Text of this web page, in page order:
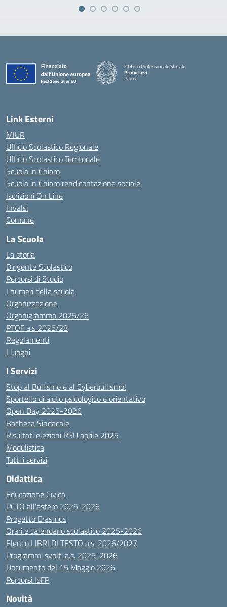
Istituto Professionale Statale
Primo Levi
Parma
Link Esterni
MIUR
Ufficio Scolastico Regionale
Ufficio Scolastico Territoriale
Scuola in Chiaro
Scuola in Chiaro rendicontazione sociale
Iscrizioni On Line
Invalsi
Comune
La Scuola
La storia
Dirigente Scolastico
Percorsi di Studio
I numeri della scuola
Organizzazione
Organigramma 2025/26
PTOF a.s 2025/28
Regolamenti
I luoghi
I Servizi
Stop al Bullismo e al Cyberbullismo!
Sportello di aiuto psicologico e orientativo
Open Day 2025-2026
Bacheca Sindacale
Risultati elezioni RSU aprile 2025
Modulistica
Tutti i servizi
Didattica
Educazione Civica
PCTO all’estero 2025-2026
Progetto Erasmus
Orari e calendario scolastico 2025-2026
Elenco LIBRI DI TESTO a.s. 2026/2027
Programmi svolti a.s. 2025-2026
Documento del 15 Maggio 2026
Percorsi IeFP
Novità